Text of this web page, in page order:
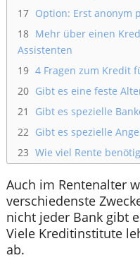
17 Option: Erst anonym
18 Mehr über einen
Assistenten
19 4 Fragen zum Kredit
20 Gibt es eine feste
21
Gibt es spezielle
22 Gibt es spezielle
23 Wie viel Rente
Auch im Rentenalter
verschiedenste
nicht jeder Bank gibt
Viele Kreditinstitute
ab.